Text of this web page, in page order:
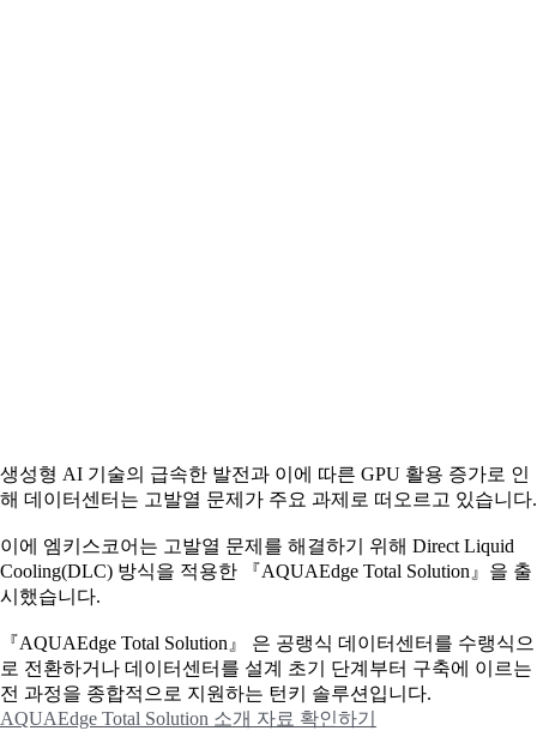
생성형 AI 기술의 급속한 발전과 이에 따른 GPU 활용 증가로 인
해 데이터센터는 고발열 문제가 주요 과제로 떠오르고 있습니다.
이에 엠키스코어는 고발열 문제를 해결하기 위해 Direct Liquid
Cooling(DLC) 방식을 적용한 『AQUAEdge Total Solution』을 출
시했습니다.
『AQUAEdge Total Solution』 은 공랭식 데이터센터를 수랭식으
로 전환하거나 데이터센터를 설계 초기 단계부터 구축에 이르는
전 과정을 종합적으로 지원하는 턴키 솔루션입니다.
AQUAEdge Total Solution 소개 자료 확인하기